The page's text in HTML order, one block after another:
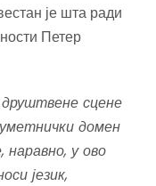
је шта ради
Петер
друштвене сцене
домен
у ово
језик,